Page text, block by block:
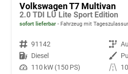
Volkswagen T7 Multivan
2.0 TDI LÜ Lite Sport Edition
sofort lieferbar Fahrzeug mit
Fahrzeugnr. 91142 Getriebe
Kraftstoff Diesel Außenfarbe
Leistung 110 kW (150 PS) Kilometerstand